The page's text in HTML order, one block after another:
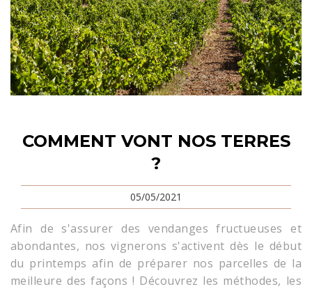
COMMENT VONT NOS TERRES
?
05/05/2021
Afin de s'assurer des vendanges fructueuses et
abondantes, nos vignerons s'activent dès le début
du printemps afin de préparer nos parcelles de la
meilleure des façons ! Découvrez les méthodes, les